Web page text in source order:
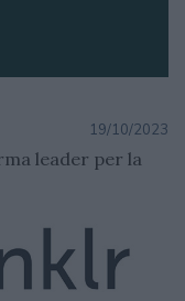
19/10/2023
leader per la